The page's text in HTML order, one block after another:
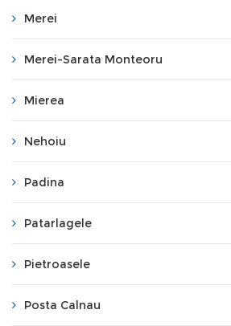
Merei
Merei-Sarata Monteoru
Mierea
Nehoiu
Padina
Patarlagele
Pietroasele
Posta Calnau